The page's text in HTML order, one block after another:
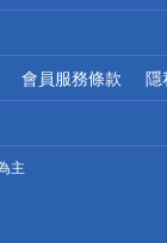
會員服務條款 隱
主